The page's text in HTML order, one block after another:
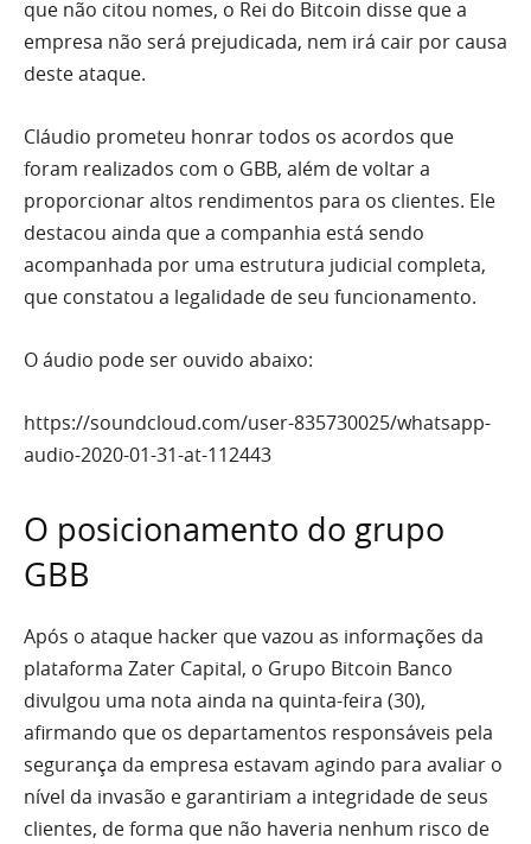
que não citou nomes, o Rei do Bitcoin disse que a
empresa não será prejudicada, nem irá cair por causa
deste ataque.
Cláudio prometeu honrar todos os acordos que
foram realizados com o GBB, além de voltar a
proporcionar altos rendimentos para os clientes. Ele
destacou ainda que a companhia está sendo
acompanhada por uma estrutura judicial completa,
que constatou a legalidade de seu funcionamento.
O áudio pode ser ouvido abaixo:
https://soundcloud.com/user-835730025/whatsapp-
audio-2020-01-31-at-112443
O posicionamento do grupo
GBB
Após o ataque hacker que vazou as informações da
plataforma Zater Capital, o Grupo Bitcoin Banco
divulgou uma nota ainda na quinta-feira (30),
afirmando que os departamentos responsáveis pela
segurança da empresa estavam agindo para avaliar o
nível da invasão e garantiriam a integridade de seus
clientes, de forma que não haveria nenhum risco de